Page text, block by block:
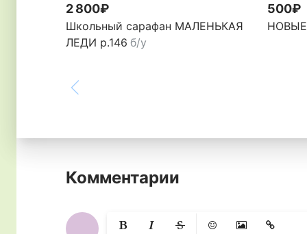
2 800₽
Школьный сарафан МАЛЕНЬКАЯ
ЛЕДИ р.146 б/у
500₽
НОВЫЕ
Комментарии